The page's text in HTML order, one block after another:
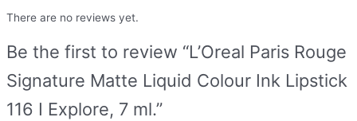
There are no reviews yet.
Be the first to review “L’Oreal Paris Rouge
Signature Matte Liquid Colour Ink Lipstick
116 I Explore, 7 ml.”